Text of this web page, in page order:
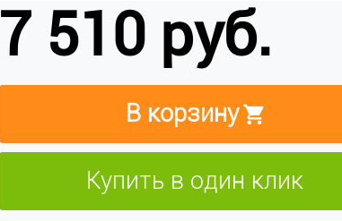
7 510 руб.
В корзину
Купить в один клик